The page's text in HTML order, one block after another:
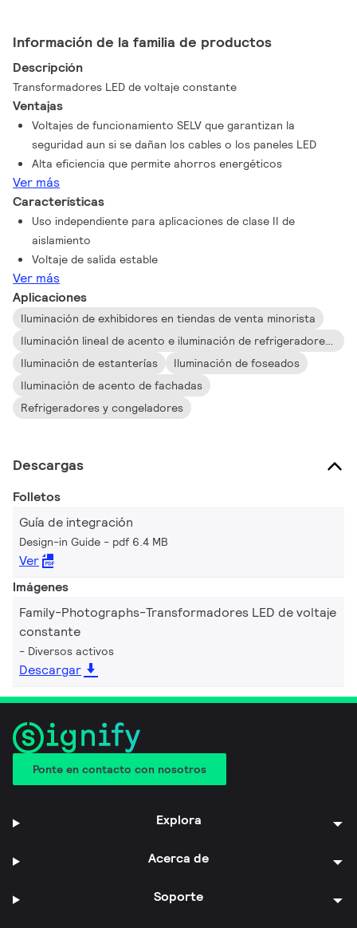
Información de la familia de productos
Descripción
Transformadores LED de voltaje constante
Ventajas
Voltajes de funcionamiento SELV que garantizan la
seguridad aun si se dañan los cables o los paneles LED
Alta eficiencia que permite ahorros energéticos
Ver más
Características
Uso independiente para aplicaciones de clase II de
aislamiento
Voltaje de salida estable
Ver más
Aplicaciones
Iluminación de exhibidores en tiendas de venta minorista
Iluminación lineal de acento e iluminación de refrigeradores de exhibición
Iluminación de estanterías
Iluminación de foseados
Iluminación de acento de fachadas
Refrigeradores y congeladores
Descargas
Folletos
Guía de integración
Design-in Guide pdf 6.4 MB
Ver
Imágenes
Family-Photographs-Transformadores LED de voltaje
constante
Diversos activos
Descargar
Ponte en contacto con nosotros
Explora
Acerca de
Soporte